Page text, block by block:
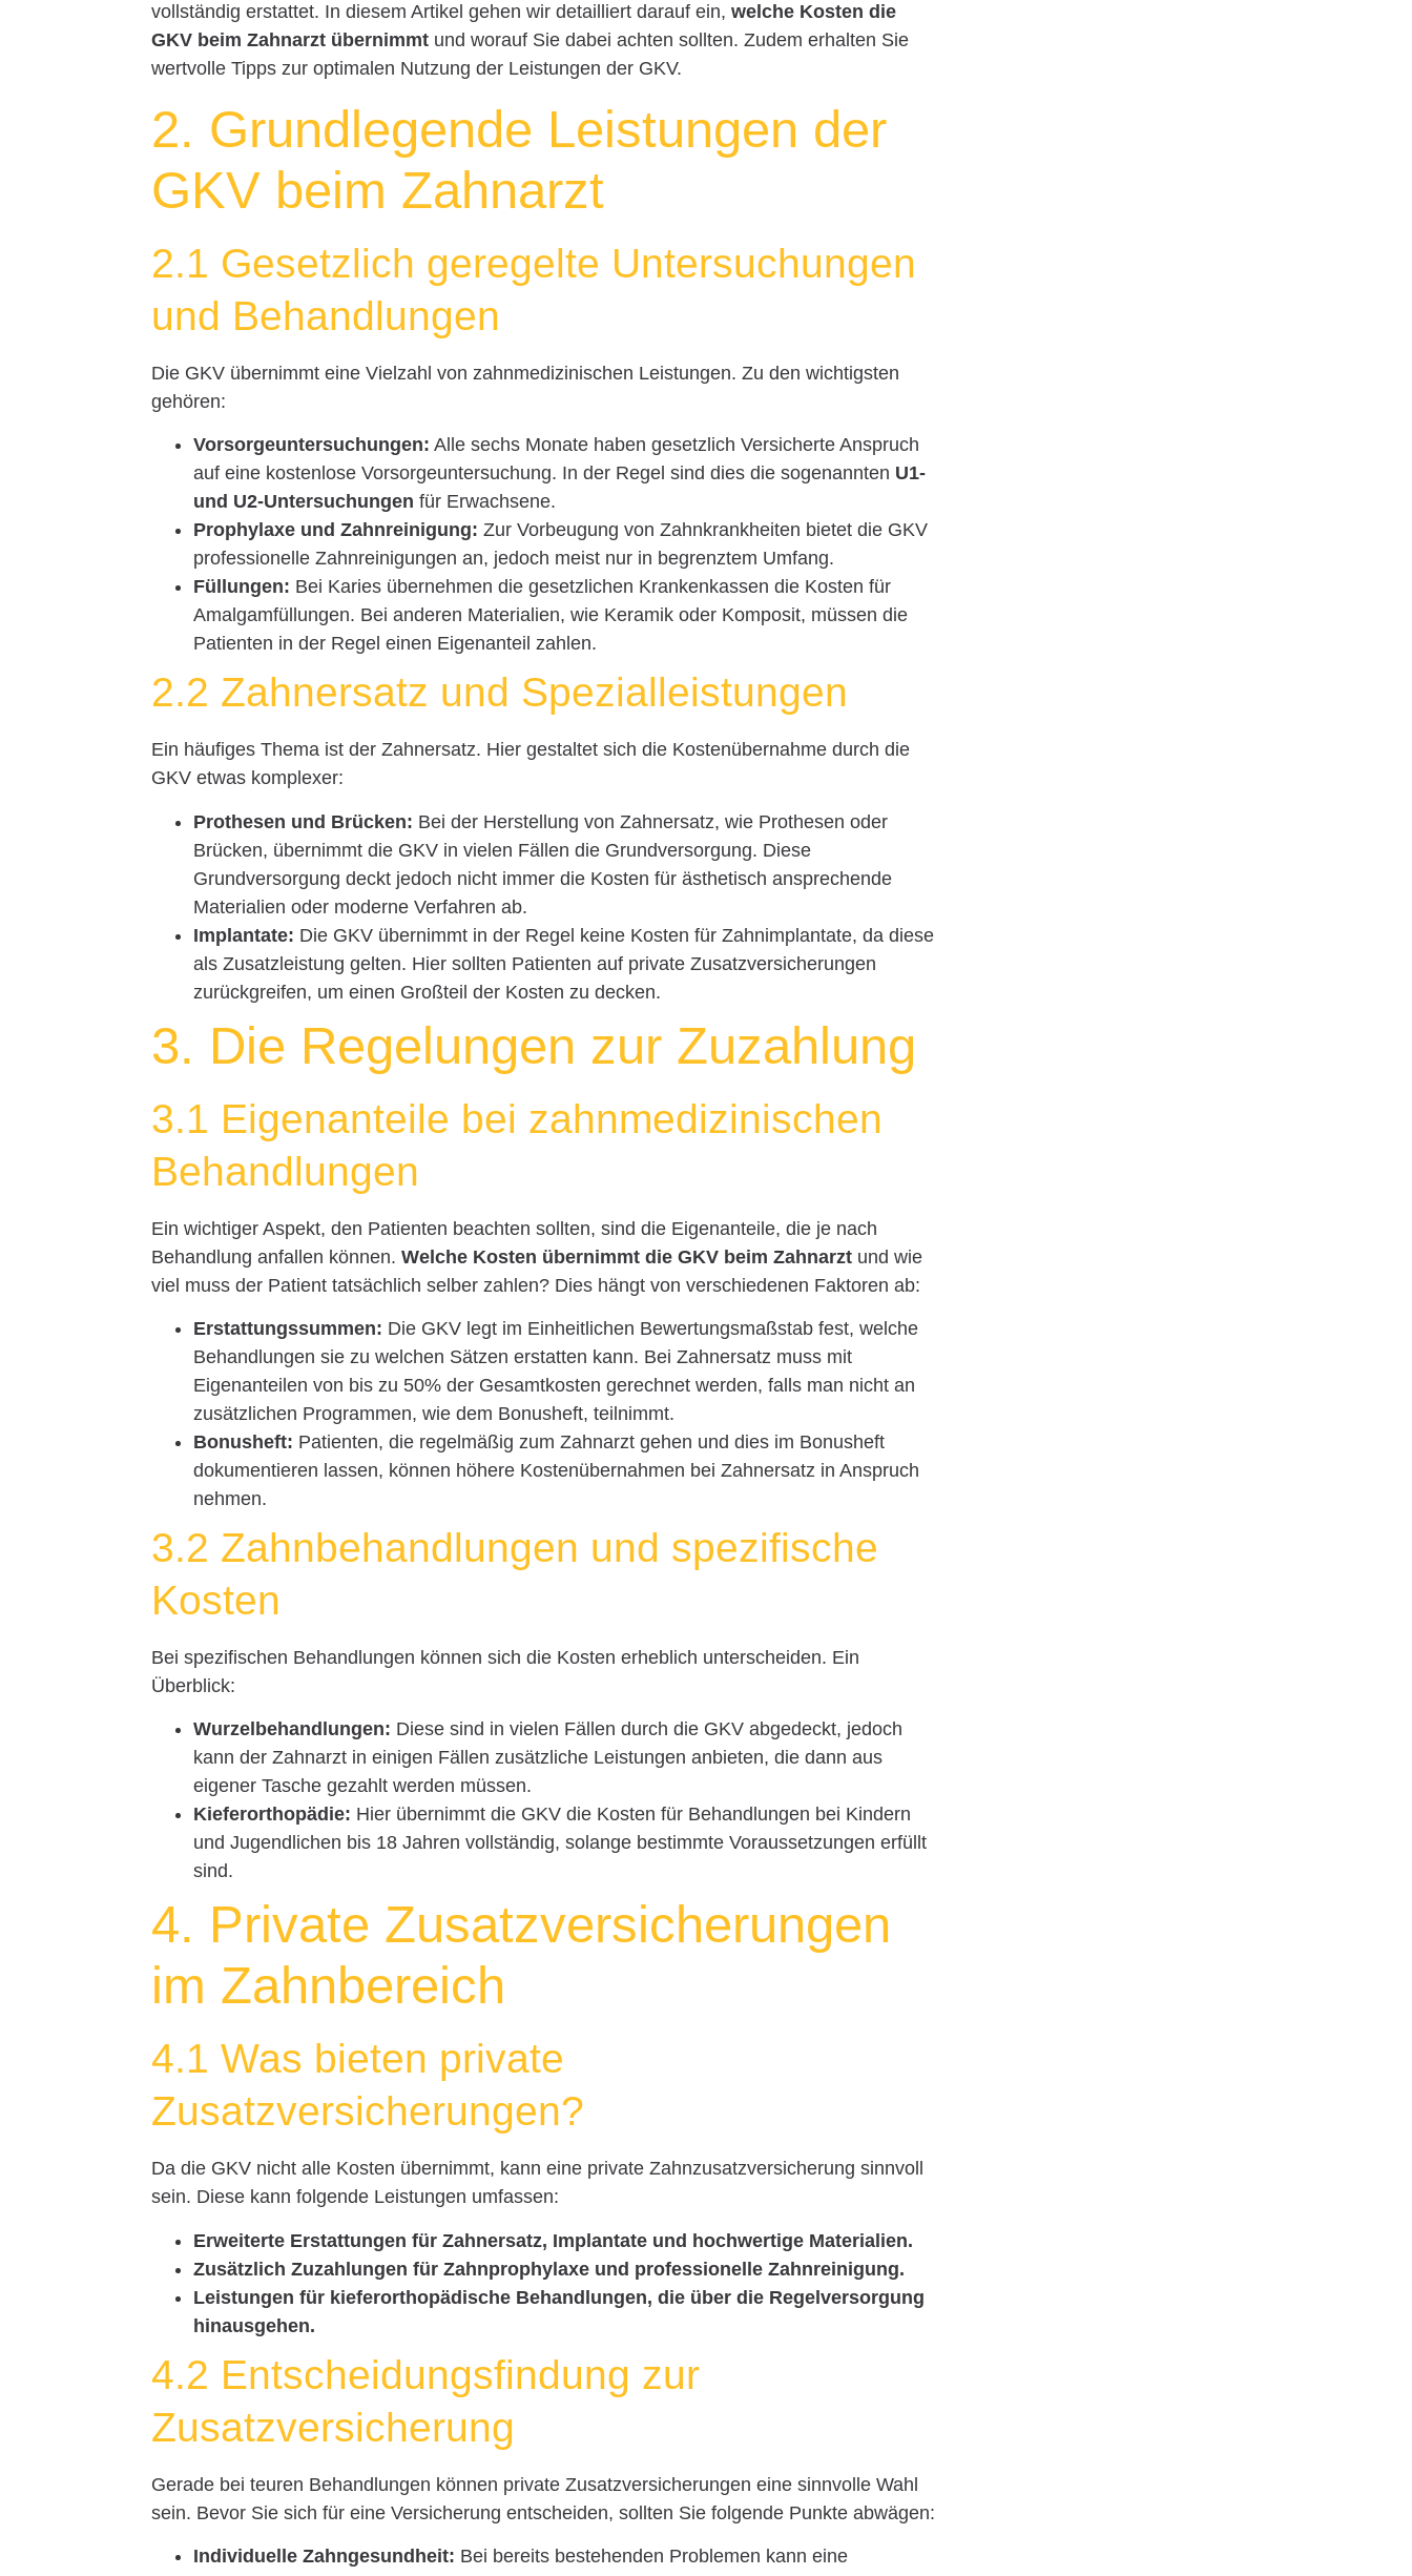
vollständig erstattet. In diesem Artikel gehen wir detailliert darauf ein,welche Kosten die
GKV beim Zahnarzt übernimmt und worauf Sie dabei achten sollten. Zudem erhalten Sie
wertvolle Tipps zur optimalen Nutzung der Leistungen der GKV.
2. Grundlegende Leistungen der
GKV beim Zahnarzt
2.1 Gesetzlich geregelte Untersuchungen
und Behandlungen
Die GKV übernimmt eine Vielzahl von zahnmedizinischen Leistungen. Zu den wichtigsten
gehören:
Vorsorgeuntersuchungen: Alle sechs Monate haben gesetzlich Versicherte Anspruch
auf eine kostenlose Vorsorgeuntersuchung. In der Regel sind dies die sogenannten U1-
und U2-Untersuchungen für Erwachsene.
Prophylaxe und Zahnreinigung: Zur Vorbeugung von Zahnkrankheiten bietet die GKV
professionelle Zahnreinigungen an, jedoch meist nur in begrenztem Umfang.
Füllungen: Bei Karies übernehmen die gesetzlichen Krankenkassen die Kosten für
Amalgamfüllungen. Bei anderen Materialien, wie Keramik oder Komposit, müssen die
Patienten in der Regel einen Eigenanteil zahlen.
2.2 Zahnersatz und Spezialleistungen
Ein häufiges Thema ist der Zahnersatz. Hier gestaltet sich die Kostenübernahme durch die
GKV etwas komplexer:
Prothesen und Brücken: Bei der Herstellung von Zahnersatz, wie Prothesen oder
Brücken, übernimmt die GKV in vielen Fällen die Grundversorgung. Diese
Grundversorgung deckt jedoch nicht immer die Kosten für ästhetisch ansprechende
Materialien oder moderne Verfahren ab.
Implantate: Die GKV übernimmt in der Regel keine Kosten für Zahnimplantate, da diese
als Zusatzleistung gelten. Hier sollten Patienten auf private Zusatzversicherungen
zurückgreifen, um einen Großteil der Kosten zu decken.
3. Die Regelungen zur Zuzahlung
3.1 Eigenanteile bei zahnmedizinischen
Behandlungen
Ein wichtiger Aspekt, den Patienten beachten sollten, sind die Eigenanteile, die je nach
Behandlung anfallen können.Welche Kosten übernimmt die GKV beim Zahnarzt und wie
viel muss der Patient tatsächlich selber zahlen? Dies hängt von verschiedenen Faktoren ab:
Erstattungssummen: Die GKV legt im Einheitlichen Bewertungsmaßstab fest, welche
Behandlungen sie zu welchen Sätzen erstatten kann. Bei Zahnersatz muss mit
Eigenanteilen von bis zu 50% der Gesamtkosten gerechnet werden, falls man nicht an
zusätzlichen Programmen, wie dem Bonusheft, teilnimmt.
Bonusheft: Patienten, die regelmäßig zum Zahnarzt gehen und dies im Bonusheft
dokumentieren lassen, können höhere Kostenübernahmen bei Zahnersatz in Anspruch
nehmen.
3.2 Zahnbehandlungen und spezifische
Kosten
Bei spezifischen Behandlungen können sich die Kosten erheblich unterscheiden. Ein
Überblick:
Wurzelbehandlungen: Diese sind in vielen Fällen durch die GKV abgedeckt, jedoch
kann der Zahnarzt in einigen Fällen zusätzliche Leistungen anbieten, die dann aus
eigener Tasche gezahlt werden müssen.
Kieferorthopädie: Hier übernimmt die GKV die Kosten für Behandlungen bei Kindern
und Jugendlichen bis 18 Jahren vollständig, solange bestimmte Voraussetzungen erfüllt
sind.
4. Private Zusatzversicherungen
im Zahnbereich
4.1 Was bieten private
Zusatzversicherungen?
Da die GKV nicht alle Kosten übernimmt, kann eine private Zahnzusatzversicherung sinnvoll
sein. Diese kann folgende Leistungen umfassen:
Erweiterte Erstattungen für Zahnersatz, Implantate und hochwertige Materialien.
Zusätzlich Zuzahlungen für Zahnprophylaxe und professionelle Zahnreinigung.
Leistungen für kieferorthopädische Behandlungen, die über die Regelversorgung
hinausgehen.
4.2 Entscheidungsfindung zur
Zusatzversicherung
Gerade bei teuren Behandlungen können private Zusatzversicherungen eine sinnvolle Wahl
sein. Bevor Sie sich für eine Versicherung entscheiden, sollten Sie folgende Punkte abwägen:
Individuelle Zahngesundheit: Bei bereits bestehenden Problemen kann eine